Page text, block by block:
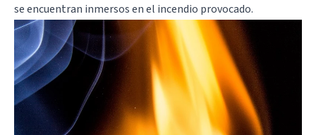
se encuentran inmersos en el incendio provocado.